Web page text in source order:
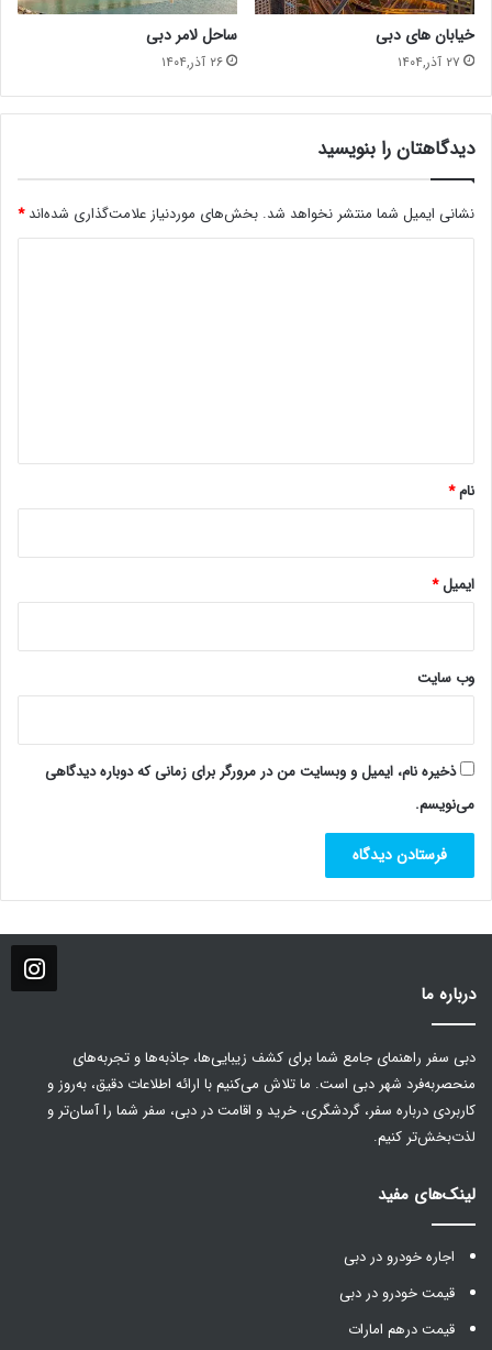
خیابان های دبی
۲۷ آذر,۱۴۰۴
ساحل لامر دبی
۲۶ آذر,۱۴۰۴
دیدگاهتان را بنویسید
نشانی ایمیل شما منتشر نخواهد شد. بخش‌های موردنیاز علامت‌گذاری شده‌اند*
نام*
ایمیل*
وب‌ سایت
ذخیره نام، ایمیل و وبسایت من در مرورگر برای زمانی که دوباره دیدگاهی
می‌نویسم.
درباره ما
دبی سفر راهنمای جامع شما برای کشف زیبایی‌ها، جاذبه‌ها و تجربه‌های
منحصربه‌فرد شهر دبی است. ما تلاش می‌کنیم با ارائه اطلاعات دقیق، به‌روز و
کاربردی درباره سفر، گردشگری، خرید و اقامت در دبی، سفر شما را آسان‌تر و
لذت‌بخش‌تر کنیم.
لینک‌های مفید
اجاره خودرو در دبی
قیمت خودرو در دبی
قیمت درهم امارات